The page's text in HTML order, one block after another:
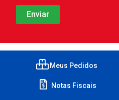
Meus Pedidos
Notas Fiscais